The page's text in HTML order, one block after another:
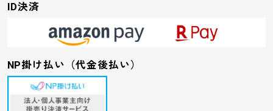
ID決済
NP掛け払い（代金後払い）